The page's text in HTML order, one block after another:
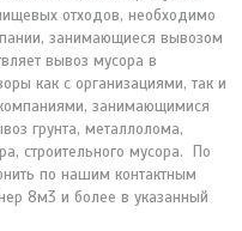
отходов, необходимо
занимающиеся вывозом
вывоз мусора в
как с организациями, так и
занимающимися
грунта, металлолома,
строительного мусора. По
по нашим контактным
8м3 и более в указанный